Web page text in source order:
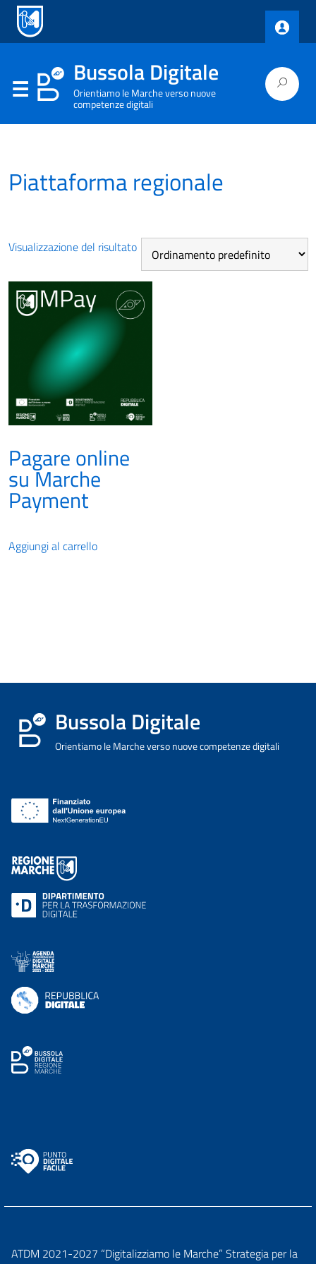
Bussola Digitale
Orientiamo le Marche verso nuove
competenze digitali
Piattaforma regionale
Visualizzazione del risultato
Pagare online
su Marche
Payment
Aggiungi al carrello
Bussola Digitale
Orientiamo le Marche verso nuove competenze digitali
ATDM 2021-2027 “Digitalizziamo le Marche” Strategia per la